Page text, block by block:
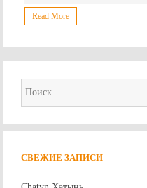
Read More
Найти:
СВЕЖИЕ ЗАПИСИ